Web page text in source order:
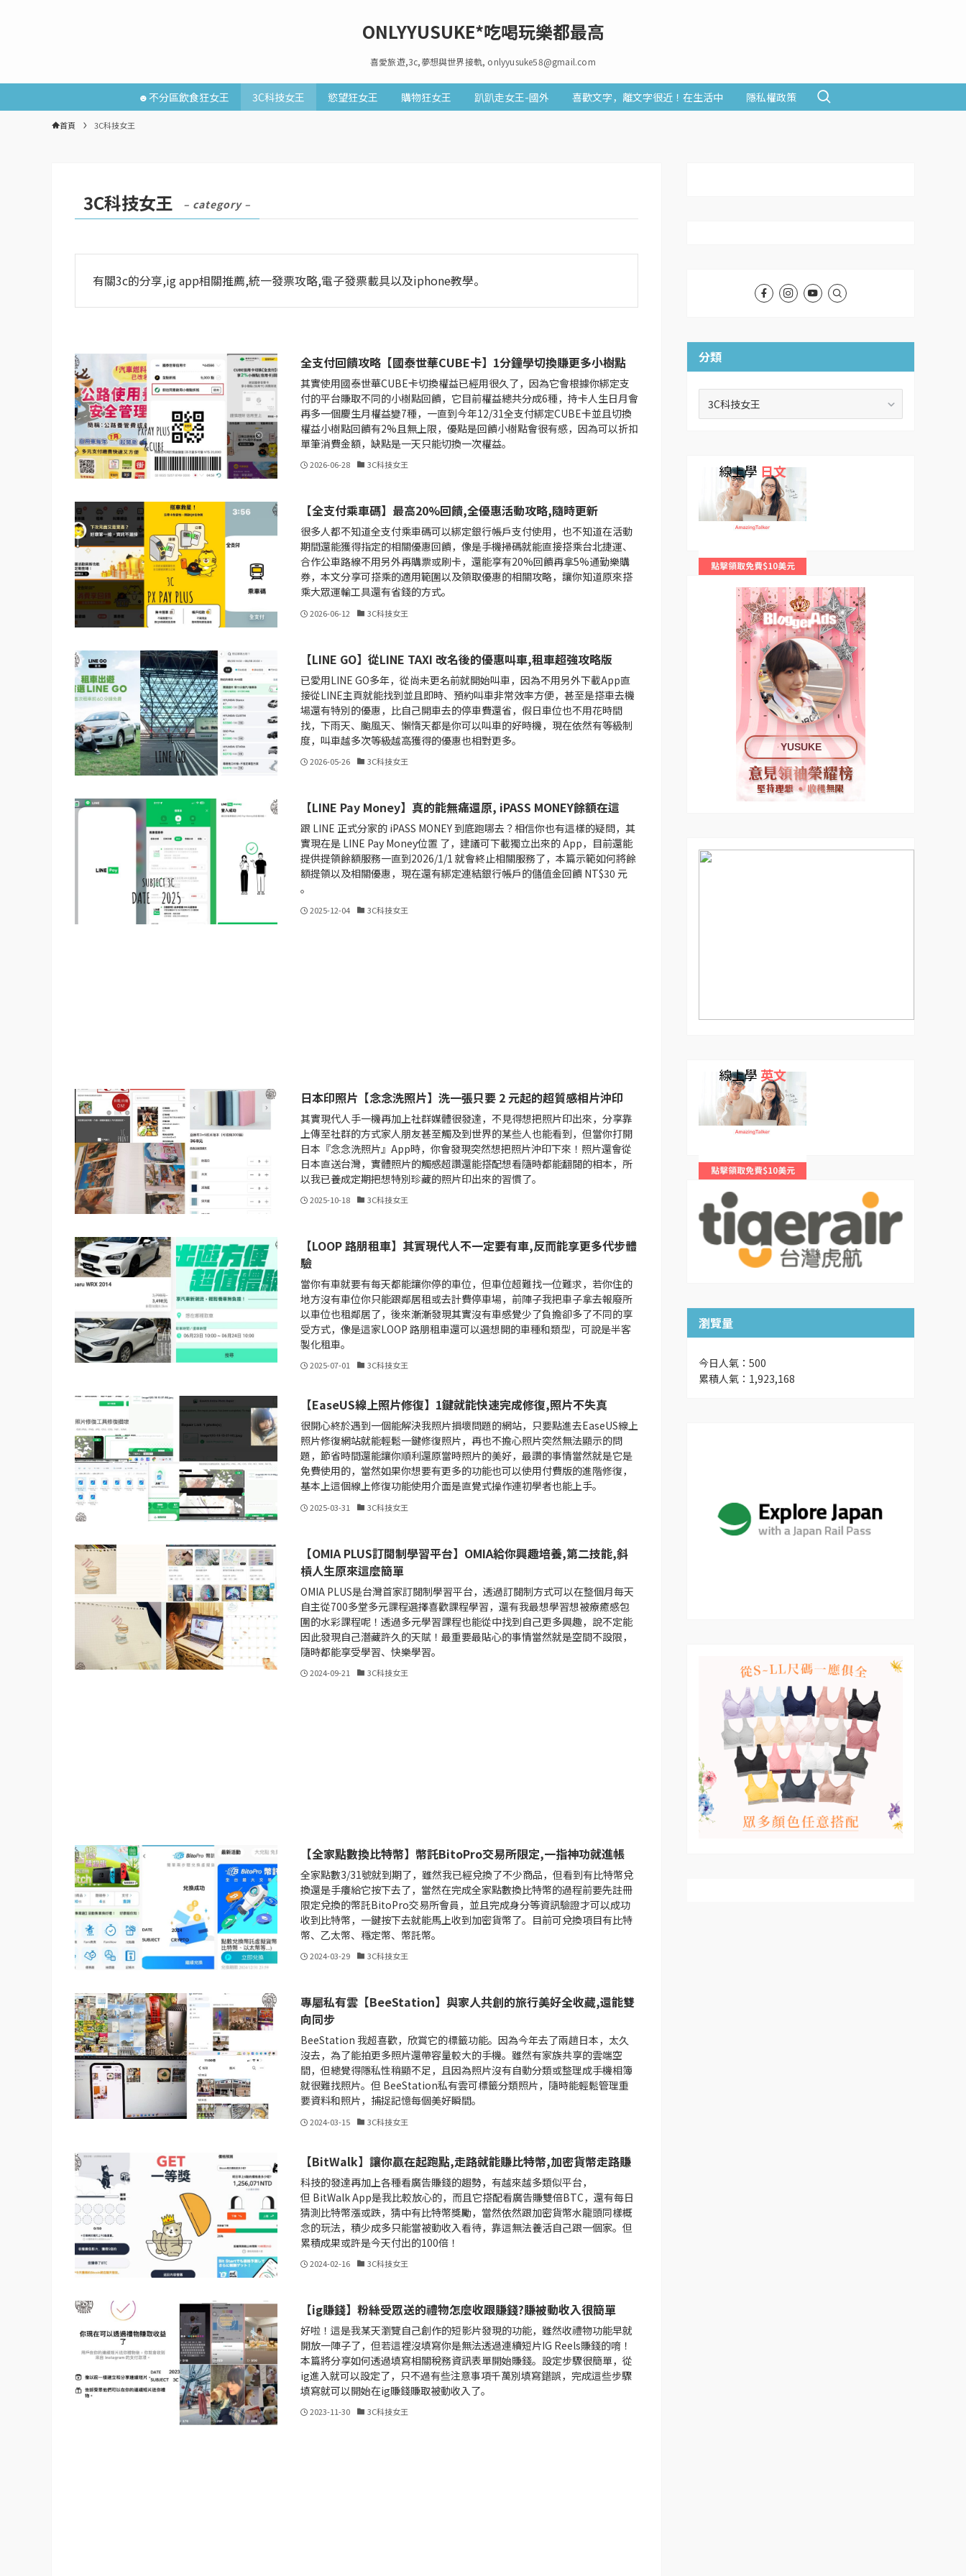
ONLYYUSUKE*吃喝玩樂都最高
喜愛旅遊,3c,夢想與世界接軌, onlyyusuke58@gmail.com
☻不分區飲食狂女王 3C科技女王 慾望狂女王 購物狂女王 趴趴走女王-國外 喜歡文字，離文字很近！在生活中 隱私權政策
首頁 3C科技女王
3C科技女王 – category –
有關3c的分享,ig app相關推薦,統一發票攻略,電子發票載具以及iphone教學。
全支付回饋攻略【國泰世華CUBE卡】1分鐘學切換賺更多小樹點
其實使用國泰世華CUBE卡切換權益已經用很久了，因為它會根據你綁定支
付的平台賺取不同的小樹點回饋，它目前權益總共分成6種，持卡人生日月會
再多一個慶生月權益變7種，一直到今年12/31全支付綁定CUBE卡並且切換
權益小樹點回饋有2%且無上限，優點是回饋小樹點會很有感，因為可以折扣
單筆消費金額，缺點是一天只能切換一次權益。
2026-06-28 3C科技女王
【全支付乘車碼】最高20%回饋,全優惠活動攻略,隨時更新
很多人都不知道全支付乘車碼可以綁定銀行帳戶支付使用，也不知道在活動
期間還能獲得指定的相關優惠回饋，像是手機掃碼就能直接搭乘台北捷運、
合作公車路線不用另外再購票或刷卡，還能享有20%回饋再拿5%通勤樂購
券，本文分享可搭乘的適用範圍以及領取優惠的相關攻略，讓你知道原來搭
乘大眾運輸工具還有省錢的方式。
2026-06-12 3C科技女王
【LINE GO】從LINE TAXI 改名後的優惠叫車,租車超強攻略版
已愛用LINE GO多年，從尚未更名前就開始叫車，因為不用另外下載App直
接從LINE主頁就能找到並且即時、預約叫車非常效率方便，甚至是搭車去機
場還有特別的優惠，比自己開車去的停車費還省，假日車位也不用花時間
找，下雨天、颱風天、懶惰天都是你可以叫車的好時機，現在依然有等級制
度，叫車越多次等級越高獲得的優惠也相對更多。
2026-05-26 3C科技女王
【LINE Pay Money】真的能無痛還原, iPASS MONEY餘額在這
跟 LINE 正式分家的 iPASS MONEY 到底跑哪去？相信你也有這樣的疑問，其
實現在是 LINE Pay Money位置 了，建議可下載獨立出來的 App，目前還能
提供提領餘額服務一直到2026/1/1 就會終止相關服務了，本篇示範如何將餘
額提領以及相關優惠，現在還有綁定連結銀行帳戶的儲值金回饋 NT$30 元
。
2025-12-04 3C科技女王
日本印照片【念念洗照片】洗一張只要 2 元起的超質感相片沖印
其實現代人手一機再加上社群媒體很發達，不見得想把照片印出來，分享靠
上傳至社群的方式家人朋友甚至觸及到世界的某些人也能看到，但當你打開
日本『念念洗照片』App時，你會發現突然想把照片沖印下來！照片還會從
日本直送台灣，實體照片的觸感超讚還能搭配想看隨時都能翻閱的相本，所
以我已養成定期把想特別珍藏的照片印出來的習慣了。
2025-10-18 3C科技女王
【LOOP 路朋租車】其實現代人不一定要有車,反而能享更多代步體
驗
當你有車就要有每天都能讓你停的車位，但車位超難找一位難求，若你住的
地方沒有車位你只能跟鄰居租或去計費停車場，前陣子我把車子拿去報廢所
以車位也租鄰居了，後來漸漸發現其實沒有車感覺少了負擔卻多了不同的享
受方式，像是這家LOOP 路朋租車還可以選想開的車種和類型，可說是半客
製化租車。
2025-07-01 3C科技女王
【EaseUS線上照片修復】1鍵就能快速完成修復,照片不失真
很開心終於遇到一個能解決我照片損壞問題的網站，只要點進去EaseUS線上
照片修復網站就能輕鬆一鍵修復照片，再也不擔心照片突然無法顯示的問
題，節省時間還能讓你順利還原當時照片的美好，最讚的事情當然就是它是
免費使用的，當然如果你想要有更多的功能也可以使用付費版的進階修復，
基本上這個線上修復功能使用介面是直覺式操作連初學者也能上手。
2025-03-31 3C科技女王
【OMIA PLUS訂閱制學習平台】OMIA給你興趣培養,第二技能,斜
槓人生原來這麼簡單
OMIA PLUS是台灣首家訂閱制學習平台，透過訂閱制方式可以在整個月每天
自主從700多堂多元課程選擇喜歡課程學習，還有我最想學習想被療癒感包
圍的水彩課程呢！透過多元學習課程也能從中找到自己更多興趣，說不定能
因此發現自己潛藏許久的天賦！最重要最貼心的事情當然就是空間不設限，
隨時都能享受學習、快樂學習。
2024-09-21 3C科技女王
【全家點數換比特幣】幣託BitoPro交易所限定,一指神功就進帳
全家點數3/31號就到期了，雖然我已經兌換了不少商品，但看到有比特幣兌
換還是手癢給它按下去了，當然在完成全家點數換比特幣的過程前要先註冊
限定兌換的幣託BitoPro交易所會員，並且完成身分等資訊驗證才可以成功
收到比特幣，一鍵按下去就能馬上收到加密貨幣了。目前可兌換項目有比特
幣、乙太幣、穩定幣、幣託幣。
2024-03-29 3C科技女王
專屬私有雲【BeeStation】與家人共創的旅行美好全收藏,還能雙
向同步
BeeStation 我超喜歡，欣賞它的標籤功能。因為今年去了兩趟日本，太久
沒去，為了能拍更多照片還帶容量較大的手機。雖然有家族共享的雲端空
間，但總覺得隱私性稍顯不足，且因為照片沒有自動分類或整理成手機相簿
就很難找照片。但 BeeStation私有雲可標籤分類照片，隨時能輕鬆管理重
要資料和照片，捕捉記憶每個美好瞬間。
2024-03-15 3C科技女王
【BitWalk】讓你贏在起跑點,走路就能賺比特幣,加密貨幣走路賺
科技的發達再加上各種看廣告賺錢的趨勢，有越來越多類似平台，
但 BitWalk App是我比較放心的，而且它搭配看廣告賺雙倍BTC，還有每日
猜測比特幣漲或跌，猜中有比特幣獎勵，當然依然跟加密貨幣水龍頭同樣概
念的玩法，積少成多只能當被動收入看待，靠這無法養活自己跟一個家。但
累積成果或許是今天付出的100倍！
2024-02-16 3C科技女王
【ig賺錢】粉絲受眾送的禮物怎麼收跟賺錢?賺被動收入很簡單
好啦！這是我某天瀏覽自己創作的短影片發現的功能，雖然收禮物功能早就
開放一陣子了，但若這裡沒填寫你是無法透過連續短片IG Reels賺錢的唷！
本篇將分享如何透過填寫相關稅務資訊表單開始賺錢。設定步驟很簡單，從
ig進入就可以設定了，只不過有些注意事項千萬別填寫錯誤，完成這些步驟
填寫就可以開始在ig賺錢賺取被動收入了。
2023-11-30 3C科技女王
分類
線上學 日文
YUSUKE
線上學 英文
瀏覽量
今日人氣：500
累積人氣：1,923,168